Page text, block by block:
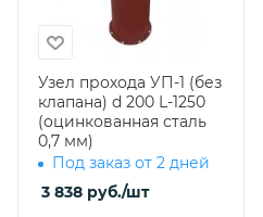
Узел прохода УП-1 (без
клапана) d 200 L-1250
(оцинкованная сталь
0,7 мм)
Под заказ от 2 дней
3 838 руб./шт